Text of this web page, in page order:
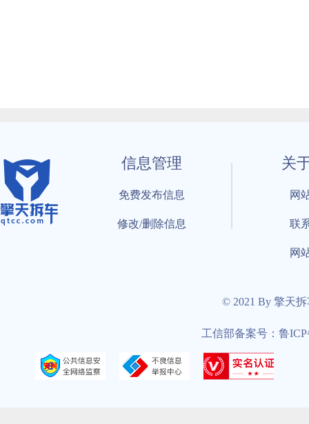
信息管理
免费发布信息
修改/删除信息
关
网
联
网
© 2021 By 擎天
工信部备案号：鲁